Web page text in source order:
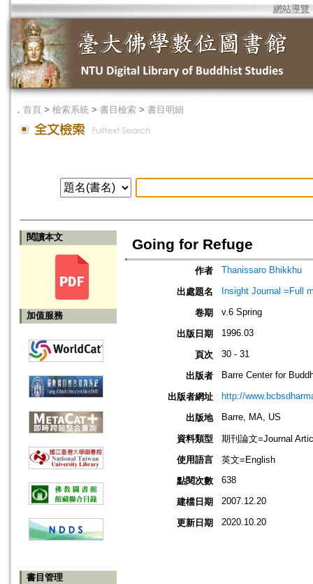
網站導覽
． 首頁 > 檢索系統 > 書目檢索 > 書目明細
閱讀本文
加值服務
書目管理
Going for Refuge
作者 Thanissaro Bhikkhu
出處題名 Insight Journal =Full
卷期 v.6 Spring
出版日期 1996.03
頁次 30 - 31
出版者 Barre Center for
出版者網址 http://
出版地 Barre, MA, US
資料類型
期刊論文=Journal
使用語言
英文=English
點閱次數
638
建檔日期 2007.12.20
更新日期 2020.10.20